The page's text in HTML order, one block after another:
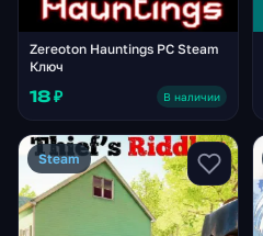
Zereoton Hauntings PC Steam
Ключ
18 ₽ В наличии
Steam